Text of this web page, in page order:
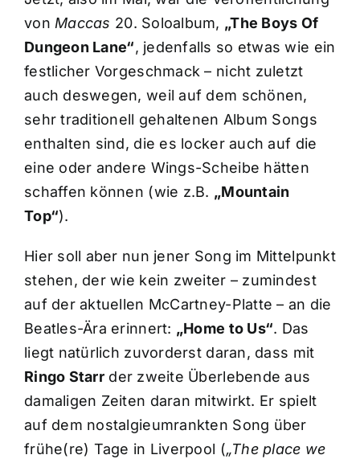
vonMaccas 20. Soloalbum, „The Boys Of
Dungeon Lane“, jedenfalls so etwas wie ein
festlicher Vorgeschmack – nicht zuletzt
auch deswegen, weil auf dem schönen,
sehr traditionell gehaltenen Album Songs
enthalten sind, die es locker auch auf die
eine oder andere Wings-Scheibe hätten
schaffen können (wie z.B. „Mountain
Top“).
Hier soll aber nun jener Song im Mittelpunkt
stehen, der wie kein zweiter – zumindest
auf der aktuellen McCartney-Platte – an die
Beatles-Ära erinnert: „Home to Us“. Das
liegt natürlich zuvorderst daran, dass mit
Ringo Starrder zweite Überlebende aus
damaligen Zeiten daran mitwirkt. Er spielt
auf dem nostalgieumrankten Song über
frühe(re) Tage in Liverpool („The place we